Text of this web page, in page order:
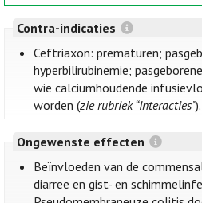
Contra-indicaties
Ceftriaxon: prematuren;
hyperbilirubinemie;
wie calciumhoudende
worden (zie rubriek “Interacties”).
Ongewenste effecten
Beïnvloeden van de
diarree en gist- en